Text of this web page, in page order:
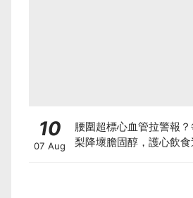
10
07 Aug
腰圍超標心血管拉警報
梨降壞膽固醇，護心飲